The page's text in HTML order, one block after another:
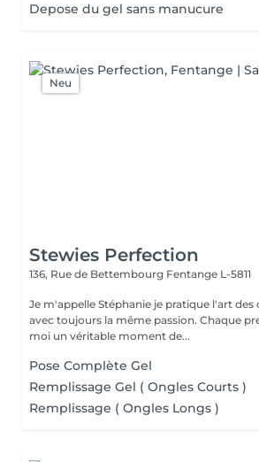
Depose du gel sans manucure
Neu
Stewies Perfection
136, Rue de Bettembourg Fentange L-5811
Je m'appelle Stéphanie je pratique l'art des
avec toujours la même passion. Chaque
moi un véritable moment de...
Pose Complète Gel
Remplissage Gel ( Ongles Courts )
Remplissage ( Ongles Longs )